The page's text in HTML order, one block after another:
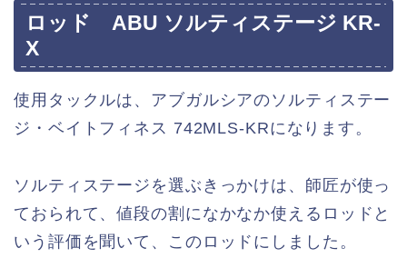
ロッド ABU ソルティステージ KR-
X
使用タックルは、アブガルシアのソルティステー
ジ・ベイトフィネス 742MLS-KRになります。
ソルティステージを選ぶきっかけは、師匠が使っ
ておられて、値段の割になかなか使えるロッドと
いう評価を聞いて、このロッドにしました。